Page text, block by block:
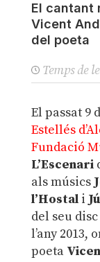
El cantant
Vicent
del poeta
Temps de
El passat 9
Estellés
Fundació
L’Escenari
als músics
l’Hostali
del seu disc
l’any 2013,
poeta